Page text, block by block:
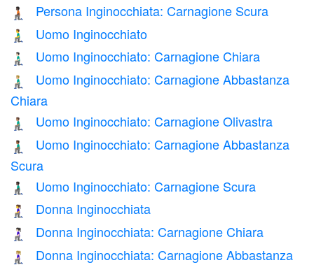
🧎🏿 Persona Inginocchiata: Carnagione Scura
🧎‍♂️ Uomo Inginocchiato
🧎🏻‍♂️ Uomo Inginocchiato: Carnagione Chiara
🧎🏼‍♂️
Uomo Inginocchiato: Carnagione Abbastanza
Chiara
🧎🏽‍♂️ Uomo Inginocchiato: Carnagione Olivastra
🧎🏾‍♂️
Uomo Inginocchiato: Carnagione Abbastanza
Scura
🧎🏿‍♂️ Uomo Inginocchiato: Carnagione Scura
🧎‍♀️ Donna Inginocchiata
🧎🏻‍♀️ Donna Inginocchiata: Carnagione Chiara
🧎🏼‍♀️ Donna Inginocchiata: Carnagione Abbastanza